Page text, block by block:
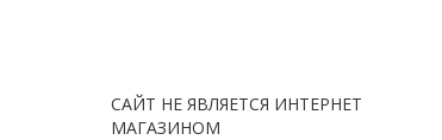
САЙТ НЕ ЯВЛЯЕТСЯ ИНТЕРНЕТ
МАГАЗИНОМ